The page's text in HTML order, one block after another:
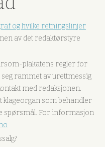
og hvilke retningslinjer
av det redaktørstyre
plakatens regler for
rammet av urettmessig
med redaksjonen.
klageorgan som behandler
spørsmål. For informasjon